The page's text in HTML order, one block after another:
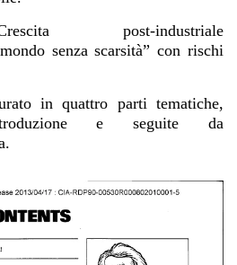
post-industriale
senza scarsità” con rischi
in quattro parti tematiche,
e seguite da